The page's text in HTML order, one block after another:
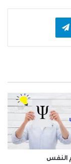
النفس